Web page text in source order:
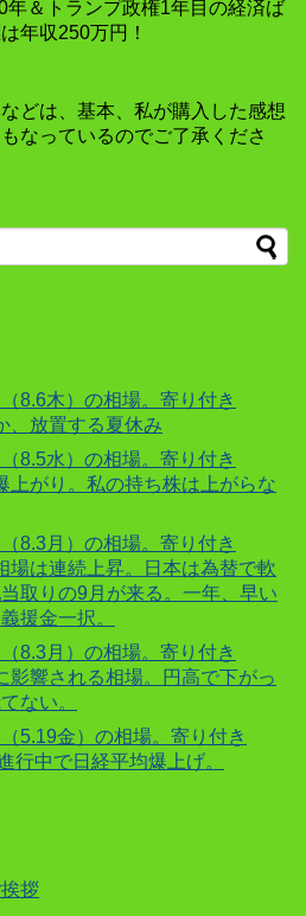
年＆トランプ政権1年目の経済ば
年収250万円！
どは、基本、私が購入した感想
なっているのでご了承くださ
8.6木）の相場。寄り付き
、放置する夏休み
8.5水）の相場。寄り付き
上がり。私の持ち株は上がらな
8.3月）の相場。寄り付き
場は連続上昇。日本は為替で軟
取りの9月が来る。一年、早い
援金一択。
8.3月）の相場。寄り付き
影響される相場。円高で下がっ
ない。
5.19金）の相場。寄り付き
行中で日経平均爆上げ。
拶